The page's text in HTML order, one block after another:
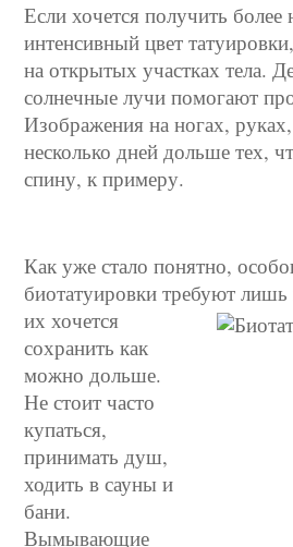
Если хочется получить
интенсивный цвет
на открытых участках тела.
солнечные лучи помогают
Изображения на ногах,
несколько дней дольше тех,
спину, к примеру.
Как уже стало понятно,
биотатуировки требуют
их хочется
сохранить как
можно дольше.
Не стоит часто
купаться,
принимать душ,
ходить в сауны и
бани.
Вымывающие